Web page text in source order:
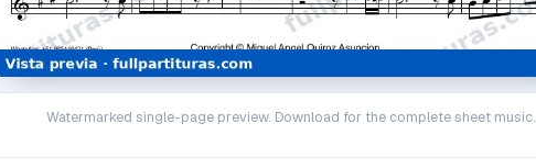
Watermarked single-page preview. Download for the complete sheet music.